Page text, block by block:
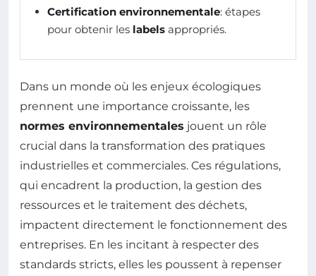
Certification environnementale: étapes
pour obtenir les labels appropriés.
Dans un monde où les enjeux écologiques
prennent une importance croissante, les
normes environnementales jouent un rôle
crucial dans la transformation des pratiques
industrielles et commerciales. Ces régulations,
qui encadrent la production, la gestion des
ressources et le traitement des déchets,
impactent directement le fonctionnement des
entreprises. En les incitant à respecter des
standards stricts, elles les poussent à repenser